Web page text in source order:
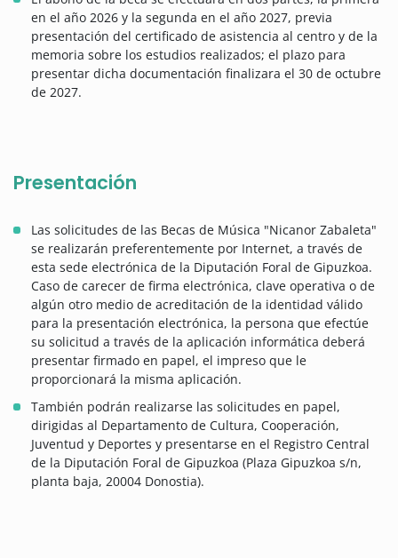
en el año 2026 y la segunda en el año 2027, previa
presentación del certificado de asistencia al centro y de la
memoria sobre los estudios realizados; el plazo para
presentar dicha documentación finalizara el 30 de octubre
de 2027.
Presentación
Las solicitudes de las Becas de Música "Nicanor Zabaleta"
se realizarán preferentemente por Internet, a través de
esta sede electrónica de la Diputación Foral de Gipuzkoa.
Caso de carecer de firma electrónica, clave operativa o de
algún otro medio de acreditación de la identidad válido
para la presentación electrónica, la persona que efectúe
su solicitud a través de la aplicación informática deberá
presentar firmado en papel, el impreso que le
proporcionará la misma aplicación.
También podrán realizarse las solicitudes en papel,
dirigidas al Departamento de Cultura, Cooperación,
Juventud y Deportes y presentarse en el Registro Central
de la Diputación Foral de Gipuzkoa (Plaza Gipuzkoa s/n,
planta baja, 20004 Donostia).